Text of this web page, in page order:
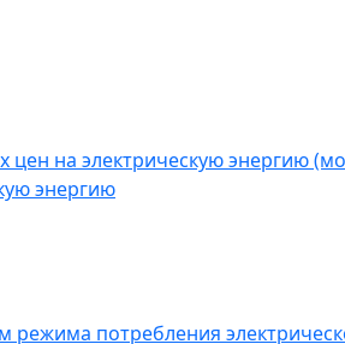
цен на электрическую энергию
энергию
режима потребления